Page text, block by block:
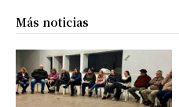
Más noticias